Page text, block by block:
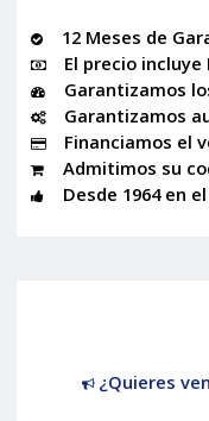
12 Meses de
El precio incluye
Garantizamos
Garantizamos
Financiamos el
Admitimos su
Desde 1964 en
¿Quieres